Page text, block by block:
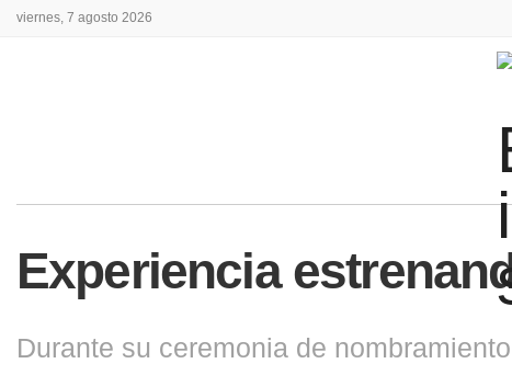
viernes, 7 agosto 2026
Experiencia
Durante su ceremonia de